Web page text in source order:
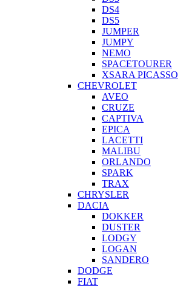
DS4
DS5
JUMPER
JUMPY
NEMO
SPACETOURER
XSARA PICASSO
CHEVROLET
AVEO
CRUZE
CAPTIVA
EPICA
LACETTI
MALIBU
ORLANDO
SPARK
TRAX
CHRYSLER
DACIA
DOKKER
DUSTER
LODGY
LOGAN
SANDERO
DODGE
FIAT